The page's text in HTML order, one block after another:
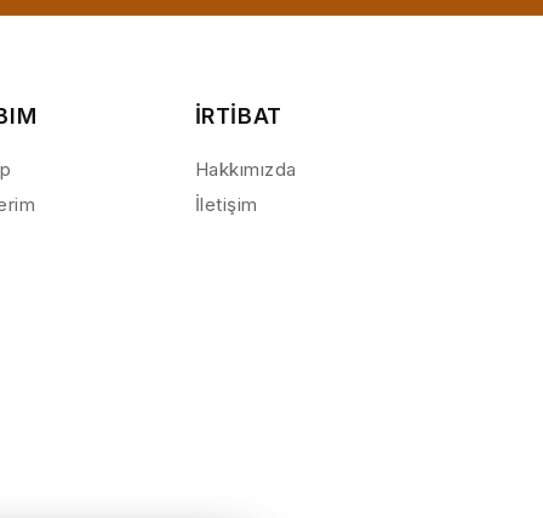
İRTİBAT
Hakkımızda
İletişim